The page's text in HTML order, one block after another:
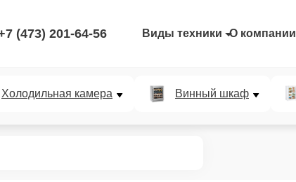
(473) 201-64-56 Виды техники О компании
Холодильная камера Винный шкаф